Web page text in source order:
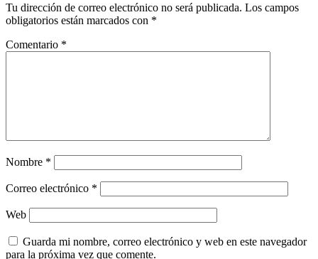
Tu dirección de correo electrónico no será publicada. Los campos
obligatorios están marcados con *
Comentario *
Nombre *
Correo electrónico *
Web
Guarda mi nombre, correo electrónico y web en este navegador
para la próxima vez que comente.